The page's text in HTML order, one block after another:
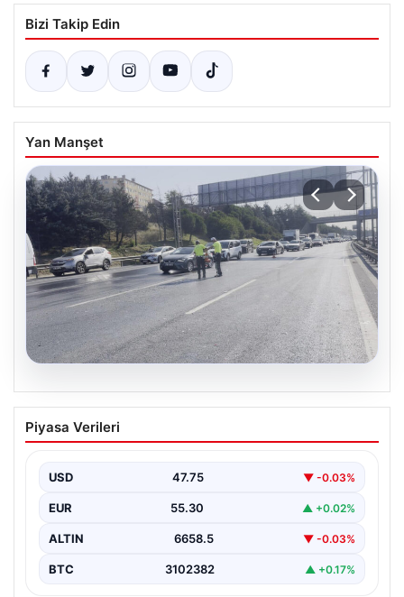
Bizi Takip Edin
Yan Manşet
08.08.2026
İstanbul TEM Otoyolu’nda 10 Araçlı
Zincirleme Kaza Trafiği Kilitledi
sabah saatlerinde trafik adeta durma noktasına geldi.
Edirne yönünde…
Piyasa Verileri
USD 47.75 ▼ -0.03%
EUR 55.30 ▲ +0.02%
ALTIN 6658.5 ▼ -0.03%
BTC 3102382 ▲ +0.17%